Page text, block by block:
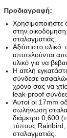
Προδιαγραφή:
Χρησιμοποιήστε
στην
σταλαγματιάς.
Αξιόπιστο
αποτελούνται
υλικό για να
Η απλή
σύνδεσε
χρόνο σας να
leak-proof
Αυτοί οι 17mm
σωλήνωση
διάμετρο 0,600
τύπους Rainbird,
σταλαγματιάς.